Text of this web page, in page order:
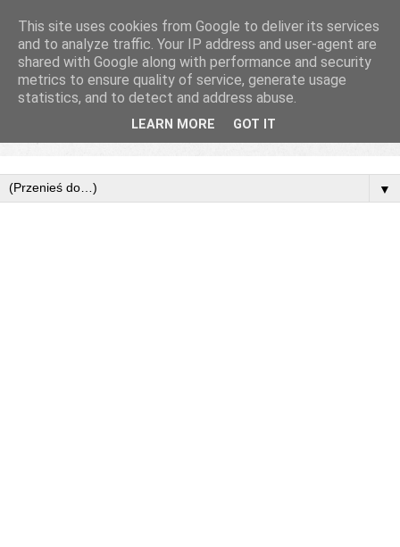
▼
This site uses cookies from Google to deliver its services
and to analyze traffic. Your IP address and user-agent are
shared with Google along with performance and security
metrics to ensure quality of service, generate usage
statistics, and to detect and address abuse.
LEARN MORE GOT IT